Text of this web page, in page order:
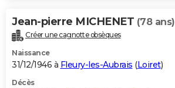
Bricolage
Lifestyle
Culture
Sport
Auto
Television
Voyage
Cinema
Jean-pierre MICHENET (78 ans)
Créer une cagnotte obsèques
Naissance
31/12/1946 à Fleury-les-Aubrais (Loiret)
Décès